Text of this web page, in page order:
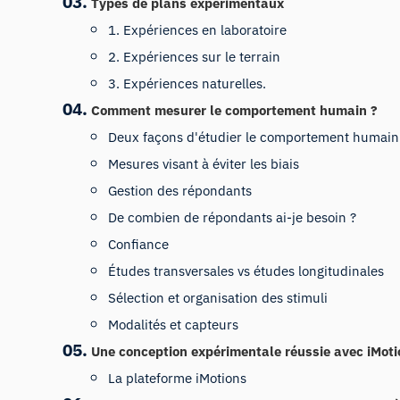
1. Expériences en laboratoire
2. Expériences sur le terrain
3. Expériences naturelles.
Comment mesurer le comportement humain ?
Deux façons d'étudier le comportement humain
Mesures visant à éviter les biais
Gestion des répondants
De combien de répondants ai-je besoin ?
Confiance
Études transversales vs études longitudinales
Sélection et organisation des stimuli
Modalités et capteurs
Une conception expérimentale réussie avec
La plateforme iMotions